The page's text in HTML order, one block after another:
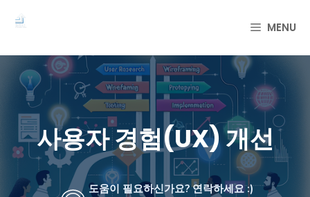
로
MENU
사용자 경험(UX) 개선
도움이 필요하신가요? 연락하세요 :)